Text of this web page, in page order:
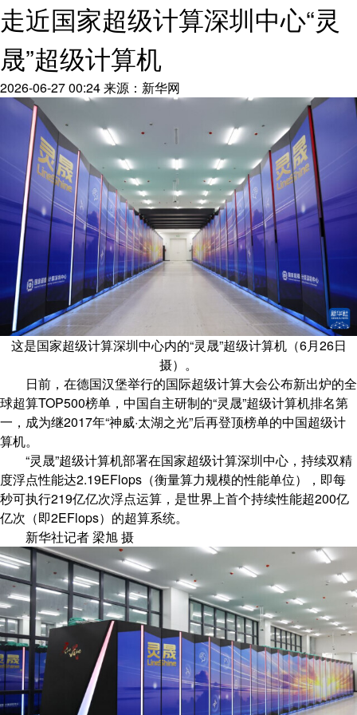
走近国家超级计算深圳中心“灵
晟”超级计算机
2026-06-27 00:24来源：新华网
这是国家超级计算深圳中心内的“灵晟”超级计算机（6月26日
摄）。
日前，在德国汉堡举行的国际超级计算大会公布新出炉的全
球超算TOP500榜单，中国自主研制的“灵晟”超级计算机排名第
一，成为继2017年“神威·太湖之光”后再登顶榜单的中国超级计
算机。
“灵晟”超级计算机部署在国家超级计算深圳中心，持续双精
度浮点性能达2.19EFlops（衡量算力规模的性能单位），即每
秒可执行219亿亿次浮点运算，是世界上首个持续性能超200亿
亿次（即2EFlops）的超算系统。
新华社记者 梁旭 摄